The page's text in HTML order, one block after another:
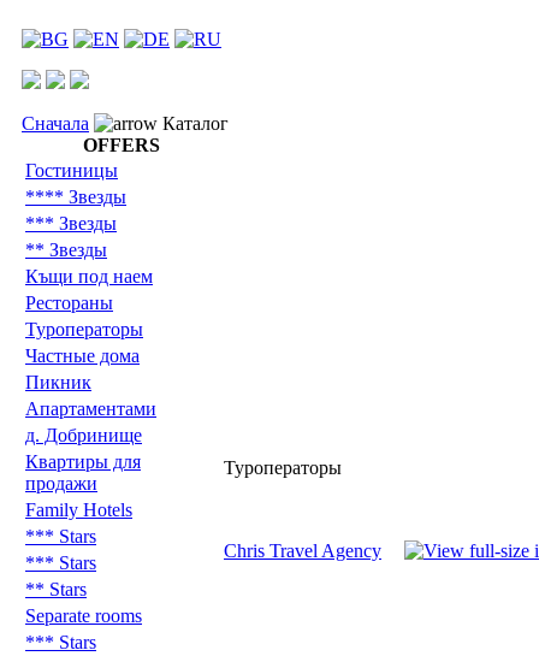
Сначала
Каталог
OFFERS
Гостиницы
**** Звезды
*** Звезды
** Звезды
Къщи под наем
Рестораны
Туроператоры
Частные дома
Пикник
Aпартаментами
д. Добринище
Квартиры для
продажи
Family Hotels
*** Stars
*** Stars
** Stars
Separate rooms
*** Stars
Туроператоры
Chris Travel Agency